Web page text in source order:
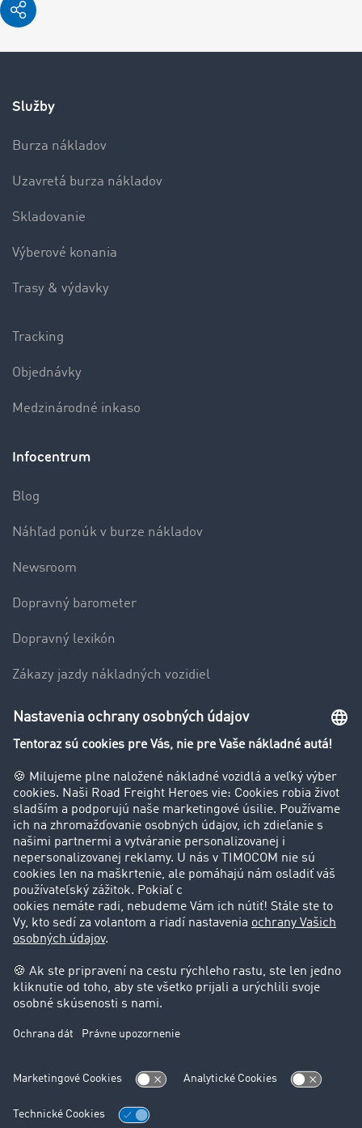
Služby
Burza nákladov
Uzavretá burza nákladov
Skladovanie
Výberové konania
Trasy & výdavky
Tracking
Objednávky
Medzinárodné inkaso
Infocentrum
Blog
Náhľad ponúk v burze nákladov
Newsroom
Dopravný barometer
Dopravný lexikón
Zákazy jazdy nákladných vozidiel
Firma
Príbehy zákazníkov
Zákazníci získavajú zákazníkov
Podpora
Kontakt
Právne informácie
Impressum
VOP